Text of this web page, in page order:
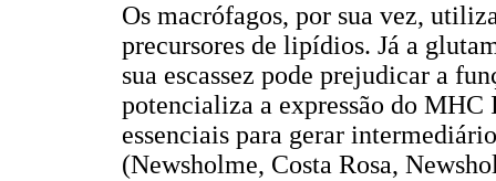
Os macrófagos, por sua vez,
precursores de lipídios. Já a
sua escassez pode prejudicar a
potencializa a expressão do MHC
essenciais para gerar
(Newsholme, Costa Rosa,